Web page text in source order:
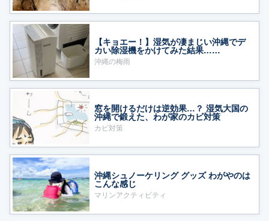
【キョエー！】湿気が凄まじい沖縄でデ
カい除湿機をかけてみた結果……
沖縄の梅雨
窓を開けるだけは逆効果…？ 湿気大国の
沖縄で鍛えた、わが家のカビ対策
カビ対策
沖縄シュノーケリング グッズ わがやのは
こんな感じ
マリンアクティビティ